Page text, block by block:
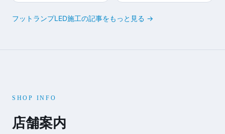
フットランプLED施工の記事をもっと見る →
SHOP INFO
店舗案内